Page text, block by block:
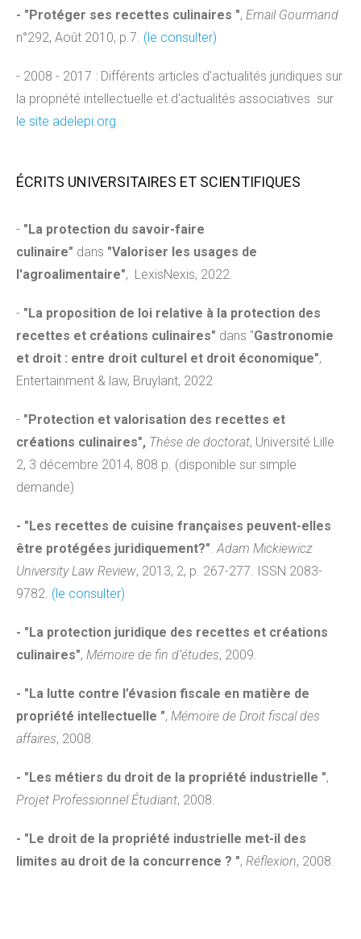
- "Protéger ses recettes culinaires ", Email Gourmand
n°292, Août 2010, p.7. (le consulter)
- 2008 - 2017 : Différents articles d’actualités juridiques sur
la propriété intellectuelle et d'actualités associatives sur
le site adelepi.org
ÉCRITS UNIVERSITAIRES ET SCIENTIFIQUES
- "La protection du savoir-faire
culinaire" dans "Valoriser les usages de
l'agroalimentaire", LexisNexis, 2022.
- "La proposition de loi relative à la protection des
recettes et créations culinaires" dans "Gastronomie
et droit : entre droit culturel et droit économique",
Entertainment & law, Bruylant, 2022
- "Protection et valorisation des recettes et
créations culinaires", Thèse de doctorat, Université Lille
2, 3 décembre 2014, 808 p. (disponible sur simple
demande)
- "Les recettes de cuisine françaises peuvent-elles
être protégées juridiquement?".Adam Mickiewicz
University Law Review, 2013, 2, p. 267-277. ISSN 2083-
9782. (le consulter)
- "La protection juridique des recettes et créations
culinaires", Mémoire de fin d’études, 2009.
- "La lutte contre l’évasion fiscale en matière de
propriété intellectuelle ", Mémoire de Droit fiscal des
affaires, 2008.
- "Les métiers du droit de la propriété industrielle ",
Projet Professionnel Étudiant, 2008.
- "Le droit de la propriété industrielle met-il des
limites au droit de la concurrence ? ", Réflexion, 2008.